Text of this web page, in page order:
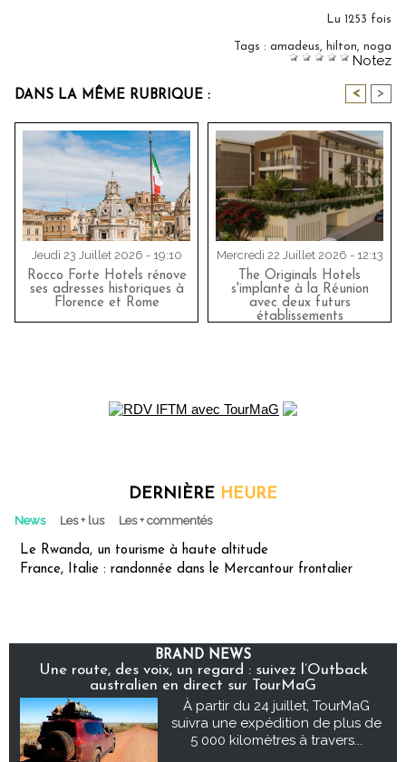
Lu 1253 fois
Tags : amadeus hilton noga
Notez
DANS LA MÊME RUBRIQUE : < >
Jeudi 23 Juillet 2026 - 19:10
Rocco Forte Hotels rénove
ses adresses historiques à
Florence et Rome
Mercredi 22 Juillet 2026 - 12:13
The Originals Hotels
s'implante à la Réunion
avec deux futurs
établissements
DERNIÈRE HEURE
News Les + lus Les + commentés
Le Rwanda, un tourisme à haute altitude
France, Italie : randonnée dans le Mercantour frontalier
BRAND NEWS
Une route, des voix, un regard : suivez l’Outback
australien en direct sur TourMaG
À partir du 24 juillet, TourMaG
suivra une expédition de plus de
5 000 kilomètres à travers...